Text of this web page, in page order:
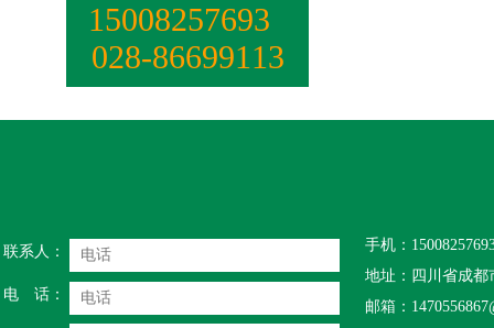
15008257693‬
028-86699113
联系人：
电 话：
手机：
地址：四川省成都
邮箱：